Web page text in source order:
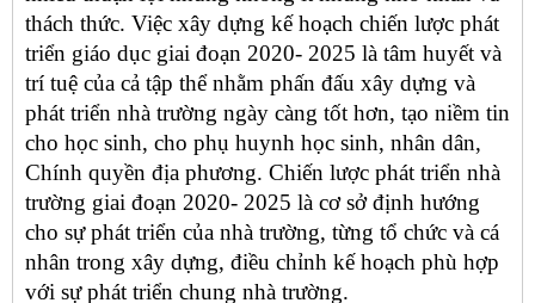
thách thức. Việc xây dựng kế hoạch chiến lược phát
triển giáo dục giai đoạn 2020- 2025 là tâm huyết và
trí tuệ của cả tập thể nhằm phấn đấu xây dựng và
phát triển nhà trường ngày càng tốt hơn, tạo niềm tin
cho học sinh, cho phụ huynh học sinh, nhân dân,
Chính quyền địa phương. Chiến lược phát triển nhà
trường giai đoạn 2020- 2025 là cơ sở định hướng
cho sự phát triển của nhà trường, từng tổ chức và cá
nhân trong xây dựng, điều chỉnh kế hoạch phù hợp
với sự phát triển chung nhà trường.